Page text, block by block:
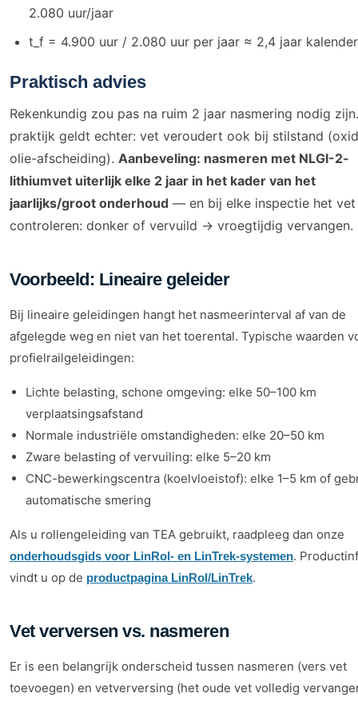
2.080 uur/jaar
t_f = 4.900 uur / 2.080 uur per jaar ≈ 2,4 jaar
Praktisch advies
Rekenkundig zou pas na ruim 2 jaar nasmering nodig
praktijk geldt echter: vet veroudert ook bij stilstand
olie-afscheiding). Aanbeveling: nasmeren met NLGI-2-
lithiumvet uiterlijk elke 2 jaar in het kader van het
jaarlijks/groot onderhoud — en bij elke inspectie het vet
controleren: donker of vervuild → vroegtijdig vervangen.
Voorbeeld: Lineaire geleider
Bij lineaire geleidingen hangt het nasmeerinterval af van de
afgelegde weg en niet van het toerental. Typische waarden
profielrailgeleidingen:
Lichte belasting, schone omgeving: elke 50–100 km
verplaatsingsafstand
Normale industriële omstandigheden: elke 20–50 km
Zware belasting of vervuiling: elke 5–20 km
CNC-bewerkingscentra (koelvloeistof): elke 1–5 km of
automatische smering
Als u rollengeleiding van TEA gebruikt, raadpleeg dan onze
onderhoudsgids voor LinRol- en LinTrek-systemen.
vindt u op de productpagina LinRol/LinTrek.
Vet verversen vs. nasmeren
Er is een belangrijk onderscheid tussen nasmeren (vers vet
toevoegen) en vetverversing (het oude vet volledig